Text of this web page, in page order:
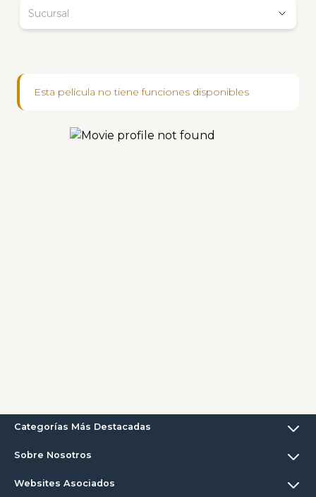
Sucursal
Esta película no tiene funciones disponibles
Categorías Más Destacadas
Sobre Nosotros
Websites Asociados